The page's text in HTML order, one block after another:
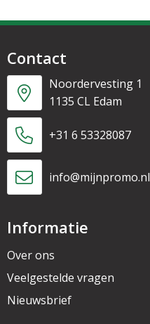
Contact
Noordervesting 1
1135 CL Edam
+31 6 53328087
info@mijnpromo.nl
Informatie
Over ons
Veelgestelde vragen
Nieuwsbrief